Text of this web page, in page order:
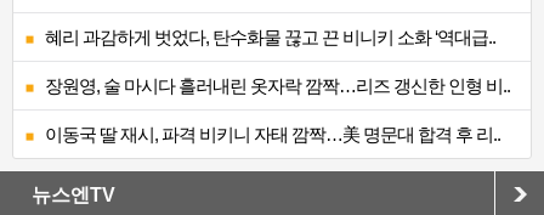
혜리 과감하게 벗었다, 탄수화물 끊고 끈 비니키 소화 ‘역대급..
장원영, 술 마시다 흘러내린 옷자락 깜짝…리즈 갱신한 인형 비..
이동국 딸 재시, 파격 비키니 자태 깜짝…美 명문대 합격 후 리..
뉴스엔TV